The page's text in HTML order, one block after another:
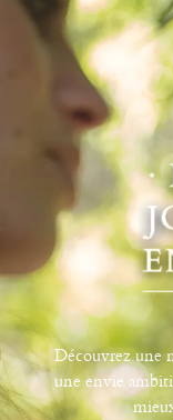
Découvrez une
une envie